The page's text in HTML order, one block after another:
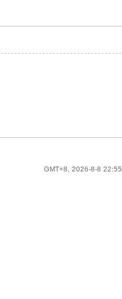
GMT+8, 2026-8-8 22:55